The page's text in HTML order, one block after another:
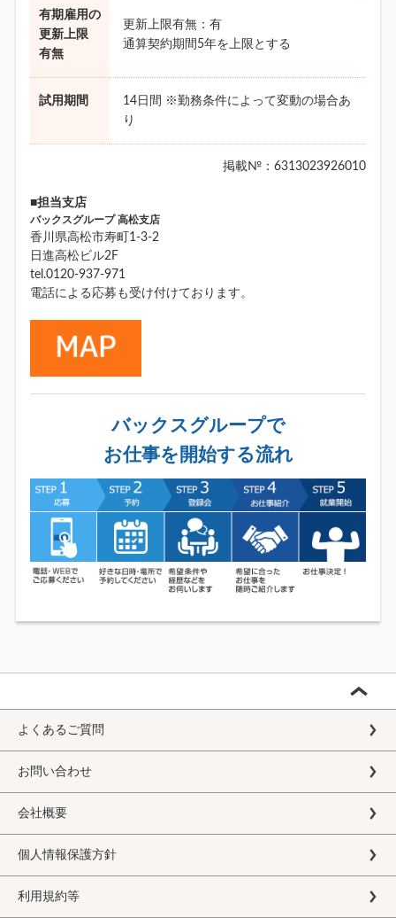
有期雇用の
更新上限
有無
更新上限有無：有
通算契約期間5年を上限とする
試用期間
14日間 ※勤務条件によって変動の場合あ
り
掲載№：6313023926010
■担当支店
バックスグループ 高松支店
香川県高松市寿町1-3-2
日進高松ビル2F
tel.0120-937-971
電話による応募も受け付けております。
バックスグループで
お仕事を開始する流れ
よくあるご質問
お問い合わせ
会社概要
個人情報保護方針
利用規約等